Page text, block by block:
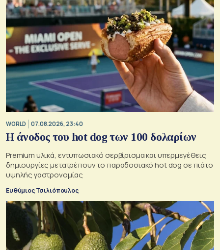
WORLD 07.08.2026, 23:40
Η άνοδος του hot dog των 100 δολαρίων
Premium υλικά, εντυπωσιακό σερβίρισμα και υπερμεγέθεις
δημιουργίες μετατρέπουν το παραδοσιακό hot dog σε πιάτο
υψηλής γαστρονομίας
Ευθύμιος Τσιλιόπουλος